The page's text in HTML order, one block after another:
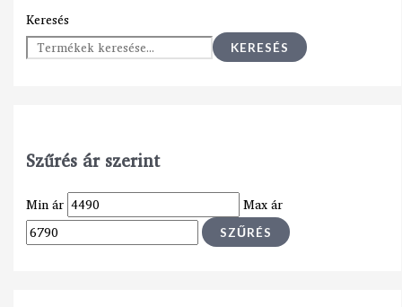
Keresés
KERESÉS
Szűrés ár szerint
Min ár Max ár
SZŰRÉS